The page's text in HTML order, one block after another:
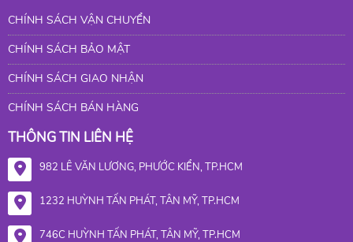
CHÍNH SÁCH VẬN CHUYỂN
CHÍNH SÁCH BẢO MẬT
CHÍNH SÁCH GIAO NHẬN
CHÍNH SÁCH BÁN HÀNG
THÔNG TIN LIÊN HỆ
982 LÊ VĂN LƯƠNG, PHƯỚC KIỂN, TP.HCM
1232 HUỲNH TẤN PHÁT, TÂN MỸ, TP.HCM
746C HUỲNH TẤN PHÁT, TÂN MỸ, TP.HCM